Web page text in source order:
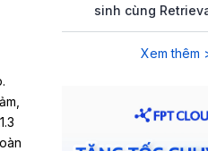
sinh cùng
Augmented
Xem thêm